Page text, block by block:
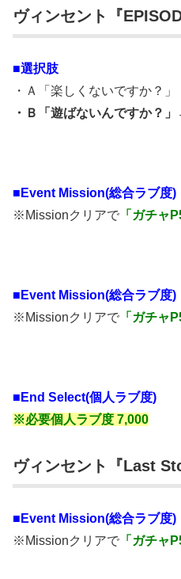
ヴィンセント『
■選択肢
・Ａ「楽しくないですか？」
・Ｂ「遊ばないんですか？
■Event Mission(総合ラブ度)
※Missionクリアで 「ガチャ
■ Event Mission(総合ラブ度)
※Missionクリアで 「ガチャ
■End Select(個人ラブ度)
※必要個人ラブ度 7,000
ヴィンセント『Last
■Event Mission(総合ラブ度)
※Missionクリアで 「ガチャ